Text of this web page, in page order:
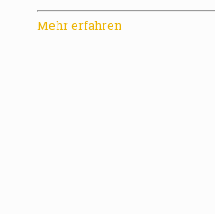
Mehr erfahren